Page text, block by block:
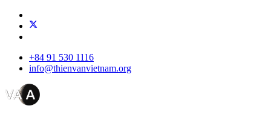
+84 91 530 1116
info@thienvanvietnam.org